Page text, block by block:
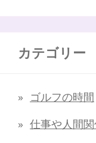
カテゴリー
ゴルフの時間
仕事や人間